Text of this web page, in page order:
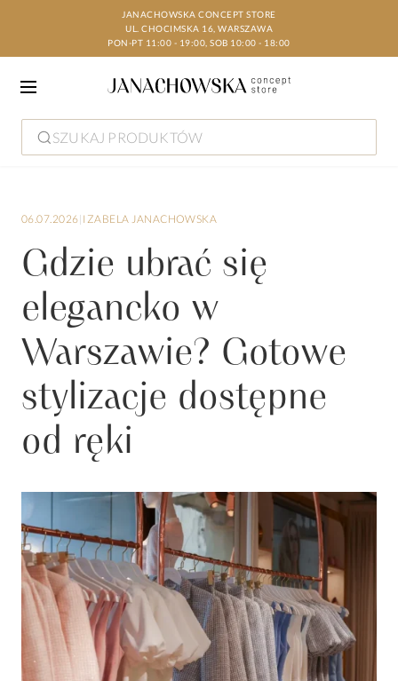
JANACHOWSKA CONCEPT STORE
UL. CHOCIMSKA 16, WARSZAWA
PON-PT 11:00 - 19:00, SOB 10:00 - 18:00
SZUKAJ PRODUKTÓW
06.07.2026| IZABELA JANACHOWSKA
Gdzie ubrać się
elegancko w
Warszawie? Gotowe
stylizacje dostępne
od ręki